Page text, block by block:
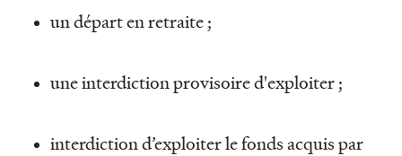
un départ en retraite ;
une interdiction provisoire d'exploiter ;
interdiction d’exploiter le fonds acquis par